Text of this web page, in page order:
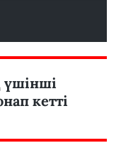
үшінші
кетті